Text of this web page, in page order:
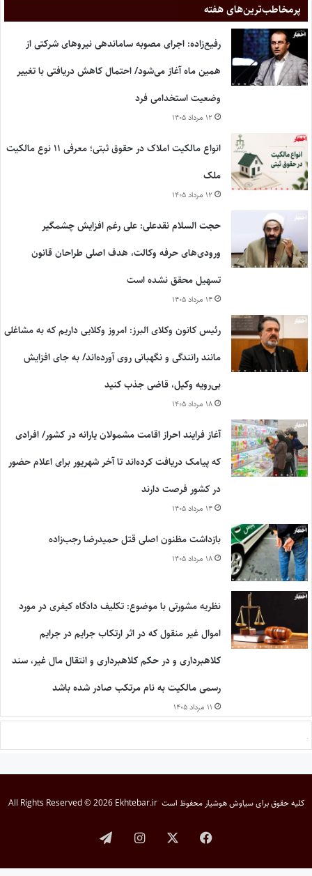
پر‌مخاطب‌ترین‌های هفته
رفیع‌زاده: اجرای مصوبه ساماندهی نیروهای شرکتی از
همین ماه آغاز می‌شود/ احتمال کاهش دریافتی با تغییر
وضعیت استخدامی فرد
۱۲ مرداد ۱۴۰۵
انواع مالکیت املاک در حقوق ثبتی؛ معرفی ۱۱ نوع مالکیت
ملک
۱۲ مرداد ۱۴۰۵
حجت السلام نقدعلی: علی رغم افزایش چشمگیر
ورودی‌های حرفه وکالت، هدف اصلی طراحان قانون
تسهیل محقق نشده است
۱۴ مرداد ۱۴۰۵
رئیس کانون وکلای البرز: امروز وکلایی داریم که به مشاغلی
مانند رانندگی و نگهبانی روی آورده‌اند/ به جای افزایش
بی‌رویه وکیل، قاضی جذب کنید
۱۸ مرداد ۱۴۰۵
آغاز فرایند احراز اقامت مشمولان یارانه در کشور/ افرادی
که پیامک دریافت کرده‌اند تا آخر شهریور برای اعلام حضور
در کشور فرصت دارند
۱۴ مرداد ۱۴۰۵
بازداشت مظنون اصلی قتل حمیدرضا رجب‌زاده
۱۸ مرداد ۱۴۰۵
نظریه مشورتی با موضوع: تکلیف دادگاه کیفری در مورد
اموال غیر منقول که در اثر ارتکاب جرایم در جرایم
کلاهبرداری و در حکم کلاهبرداری و انتقال مال غیر، سند
رسمی مالکیت به نام مرتکب صادر شده باشد
۱۱ مرداد ۱۴۰۵
کلیه حقوق برایسیاوش هوشیار محفوظ است All Rights Reserved © 2026 Ekhtebar.ir